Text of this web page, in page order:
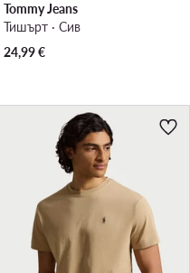
Tommy Jeans
Тишърт · Сив
24,99€